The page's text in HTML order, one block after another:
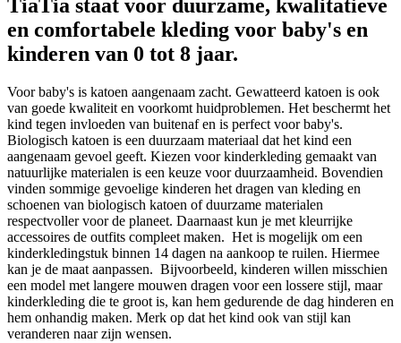
TiaTia staat voor duurzame, kwalitatieve
en comfortabele kleding voor baby's en
kinderen van 0 tot 8 jaar.
Voor baby's is katoen aangenaam zacht. Gewatteerd katoen is ook
van goede kwaliteit en voorkomt huidproblemen. Het beschermt het
kind tegen invloeden van buitenaf en is perfect voor baby's.
Biologisch katoen is een duurzaam materiaal dat het kind een
aangenaam gevoel geeft. Kiezen voor kinderkleding gemaakt van
natuurlijke materialen is een keuze voor duurzaamheid. Bovendien
vinden sommige gevoelige kinderen het dragen van kleding en
schoenen van biologisch katoen of duurzame materialen
respectvoller voor de planeet. Daarnaast kun je met kleurrijke
accessoires de outfits compleet maken. Het is mogelijk om een
kinderkledingstuk binnen 14 dagen na aankoop te ruilen. Hiermee
kan je de maat aanpassen. Bijvoorbeeld, kinderen willen misschien
een model met langere mouwen dragen voor een lossere stijl, maar
kinderkleding die te groot is, kan hem gedurende de dag hinderen en
hem onhandig maken. Merk op dat het kind ook van stijl kan
veranderen naar zijn wensen.